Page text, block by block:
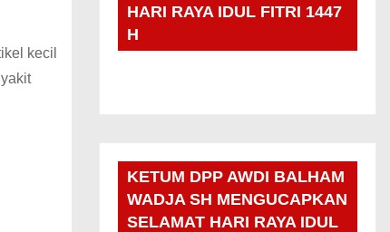
kecil
HARI RAYA IDUL FITRI 1447
H
KETUM DPP AWDI BALHAM
WADJA SH MENGUCAPKAN
SELAMAT HARI RAYA IDUL